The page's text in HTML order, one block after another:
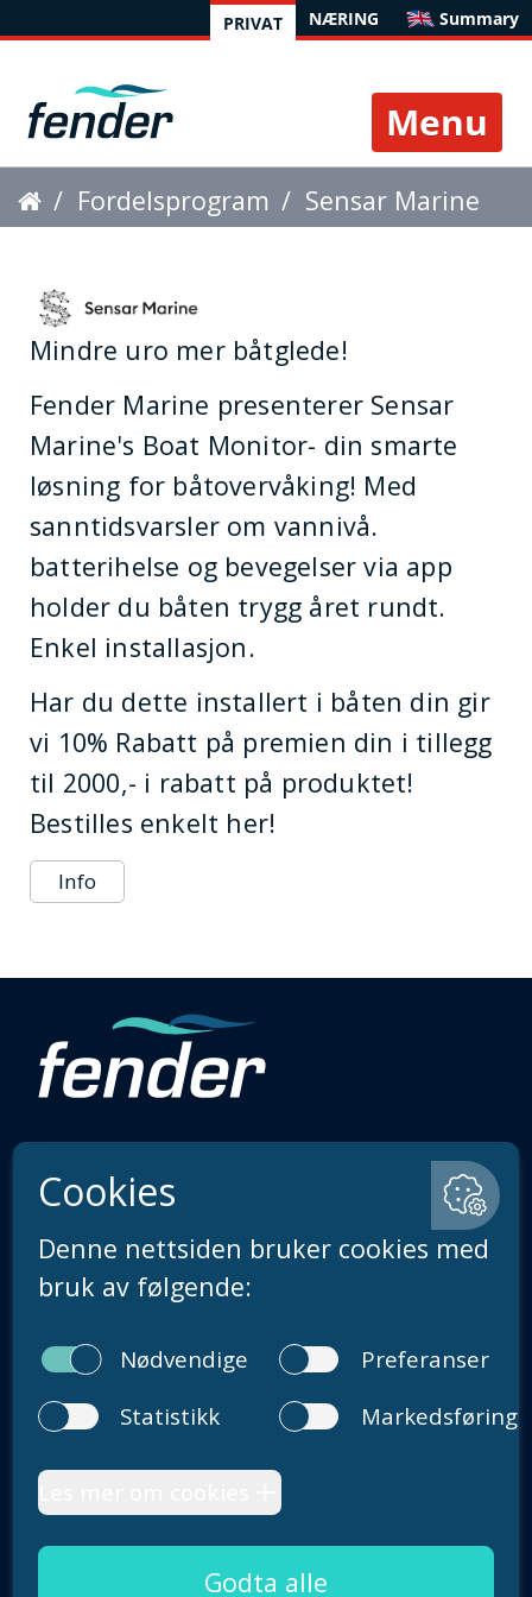
PRIVAT NÆRING Summary
Toggle
Fordelsprogram Sensar Marine
Mindre uro mer båtglede!
Fender Marine presenterer Sensar
Marine's Boat Monitor- din smarte
løsning for båtovervåking! Med
sanntidsvarsler om vannivå.
batterihelse og bevegelser via app
holder du båten trygg året rundt.
Enkel installasjon.
Har du dette installert i båten din gir
vi 10% Rabatt på premien din i tillegg
til 2000,- i rabatt på produktet!
Bestilles enkelt her!
Info
Sentralbord: + 47 55 33 28 00
Åpningstider på telefon er mandag-fredag 09.00–
14.00
post@fender.no
Om oss
Karriere
Fenderposten